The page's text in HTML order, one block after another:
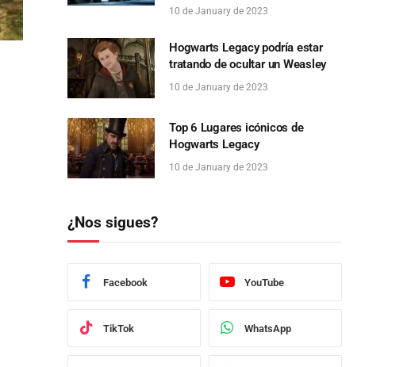
10 de January de 2023
Hogwarts Legacy podría estar
tratando de ocultar un Weasley
10 de January de 2023
Top 6 Lugares icónicos de
Hogwarts Legacy
10 de January de 2023
¿Nos sigues?
Facebook YouTube
TikTok WhatsApp